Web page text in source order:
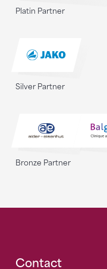
Platin Partner
Silver Partner
Bronze Partner
Contact